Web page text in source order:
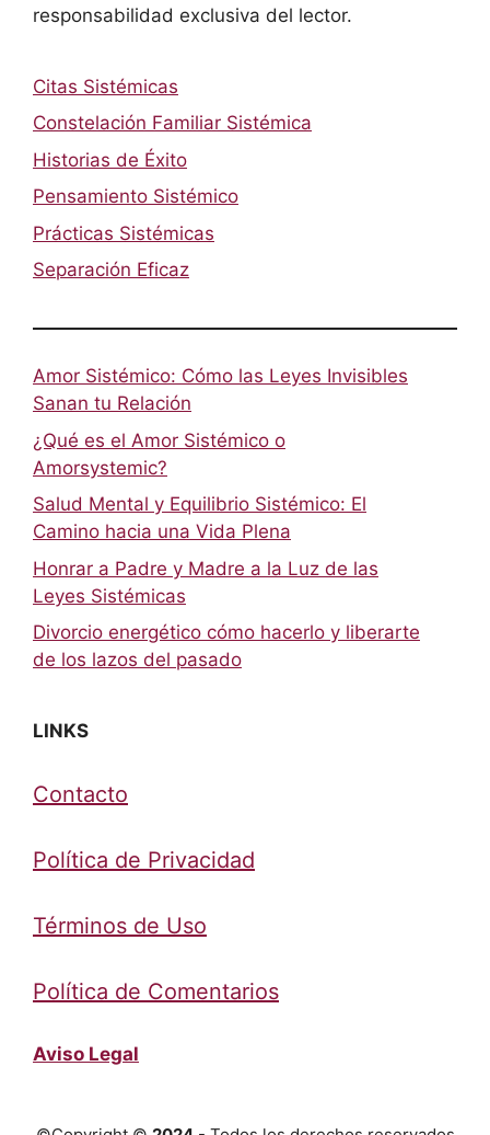
responsabilidad exclusiva del lector.
Citas Sistémicas
Constelación Familiar Sistémica
Historias de Éxito
Pensamiento Sistémico
Prácticas Sistémicas
Separación Eficaz
Amor Sistémico: Cómo las Leyes Invisibles
Sanan tu Relación
¿Qué es el Amor Sistémico o
Amorsystemic?
Salud Mental y Equilibrio Sistémico: El
Camino hacia una Vida Plena
Honrar a Padre y Madre a la Luz de las
Leyes Sistémicas
Divorcio energético cómo hacerlo y liberarte
de los lazos del pasado
LINKS
Contacto
Política de Privacidad
Términos de Uso
Política de Comentarios
Aviso Legal